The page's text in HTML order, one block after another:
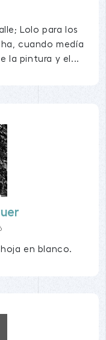
Lolo para los
cuando medía
la pintura y el...
en blanco.